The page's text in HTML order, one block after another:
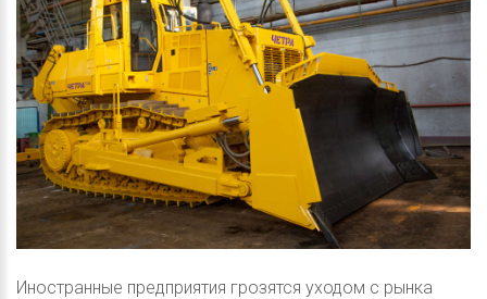
Иностранные предприятия грозятся уходом с рынка